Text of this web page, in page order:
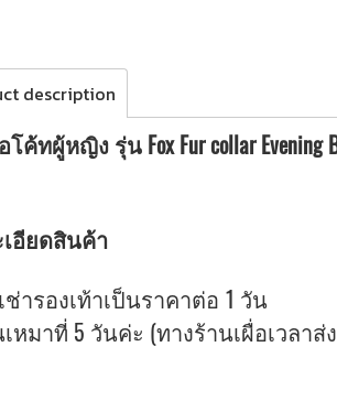
description
ค้ทผู้หญิง รุ่น Fox Fur collar Evening
อียดสินค้า
ช่ารองเท้าเป็นราคาต่อ 1 วัน
หมาที่ 5 วันค่ะ (ทางร้านเผื่อเวลา